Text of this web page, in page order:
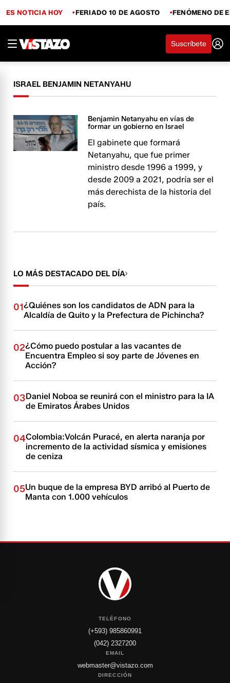
ES NOTICIA HOY FERIADO 10 DE AGOSTO FENÓMENO DE
Suscríbete
ISRAEL BENJAMIN NETANYAHU
Benjamin Netanyahu en vías de
formar un gobierno en Israel
El gabinete que formará
Netanyahu, que fue primer
ministro desde 1996 a 1999, y
desde 2009 a 2021, podría ser el
más derechista de la historia del
país.
LO MÁS DESTACADO DEL DÍA
01¿Quiénes son los candidatos de ADN para la
Alcaldía de Quito y la Prefectura de Pichincha?
02¿Cómo puedo postular a las vacantes de
Encuentra Empleo si soy parte de Jóvenes en
Acción?
03Daniel Noboa se reunirá con el ministro para la IA
de Emiratos Árabes Unidos
04Colombia:Volcán Puracé, en alerta naranja por
incremento de la actividad sísmica y emisiones
de ceniza
05Un buque de la empresa BYD arribó al Puerto de
Manta con 1.000 vehículos
TELÉFONO
(+593) 985860991
(042) 2327200
EMAIL
webmaster@vistazo.com
DIRECCIÓN